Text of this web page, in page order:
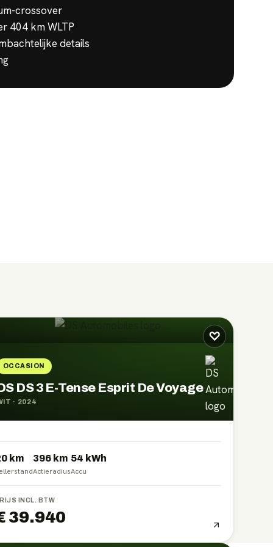
crossover
404 km WLTP
details
♡
OCCASION
DS 3 E-Tense Esprit De Voyage
· 2024
km 396km
Actieradius
54 kWh
Accu
INCL. BTW
39.940